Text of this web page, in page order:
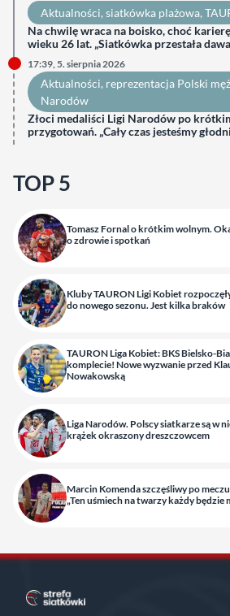
Aktualności, siatkówka plażowa,
Na chwilę wraca na boisko, choć
wieku 26 lat. „Siatkówka przestała
17:39, 5. sierpnia 2026
Aktualności, reprezentacja Polski
Narodów
Złoci medaliści Ligi Narodów po
przygotowań. „Cały czas jesteśmy
TOP 5
Tomasz Fornal o krótkim wolnym.
o zdrowie i spotkań
Kluby TAURON Ligi Kobiet
do nowego sezonu. Jest kilka braków
TAURON Liga Kobiet: BKS Bielsko-
komplecie! Nowe wyzwanie przed
Nowakowską
Liga Narodów. Polscy siatkarze są w
krążek okraszony dreszczowcem
Marcin Komenda szczęśliwy po meczu
„Ten uśmiech na twarzy każdy będzie